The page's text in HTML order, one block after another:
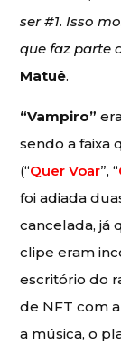
ser #1. Isso
que faz parte
Matuê
“Vampiro”
sendo a faixa
(“Quer Voar”, “
foi adiada
cancelada, já
clipe eram
escritório do
de NFT com
a música, o